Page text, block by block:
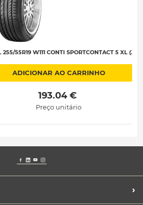
55R19 W111 CONTI SPORTCONTACT 5 XL (J)
ADICIONAR AO CARRINHO
193.04 €
Preço unitário
›